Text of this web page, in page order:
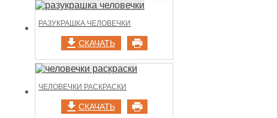
РАЗУКРАШКА ЧЕЛОВЕЧКИ
СКАЧАТЬ
ЧЕЛОВЕЧКИ РАСКРАСКИ
СКАЧАТЬ